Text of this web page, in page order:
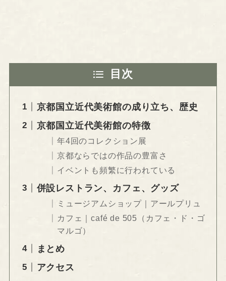
目次
京都国立近代美術館の成り立ち、歴史
京都国立近代美術館の特徴
年4回のコレクション展
京都ならではの作品の豊富さ
イベントも頻繁に行われている
併設レストラン、カフェ、グッズ
ミュージアムショップ｜アールプリュ
カフェ｜café de 505（カフェ・ド・ゴ
マルゴ）
まとめ
アクセス